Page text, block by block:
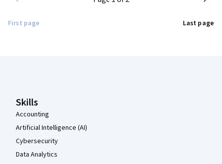
First page Last page
Skills
Accounting
Artificial Intelligence (AI)
Cybersecurity
Data Analytics